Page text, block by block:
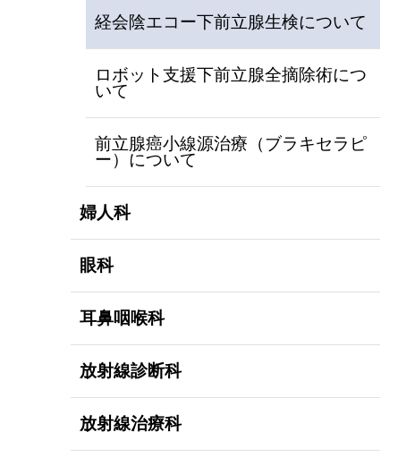
経会陰エコー下前立腺生検について
ロボット支援下前立腺全摘除術につ
いて
前立腺癌小線源治療（ブラキセラピ
ー）について
婦人科
眼科
耳鼻咽喉科
放射線診断科
放射線治療科